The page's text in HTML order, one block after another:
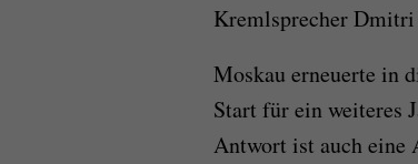
Kremlsprecher Dmitri
Moskau erneuerte in
Start für ein weiteres
Antwort ist auch eine